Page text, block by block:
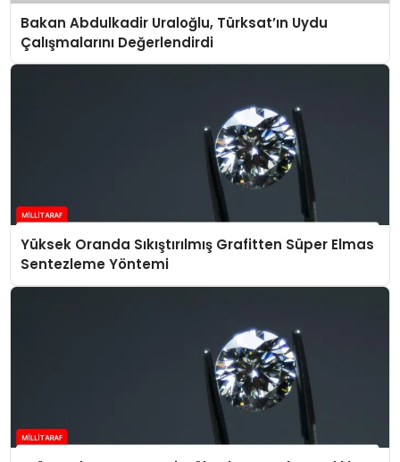
Bakan Abdulkadir Uraloğlu, Türksat’ın Uydu
Çalışmalarını Değerlendirdi
Yüksek Oranda Sıkıştırılmış Grafitten Süper Elmas
Sentezleme Yöntemi